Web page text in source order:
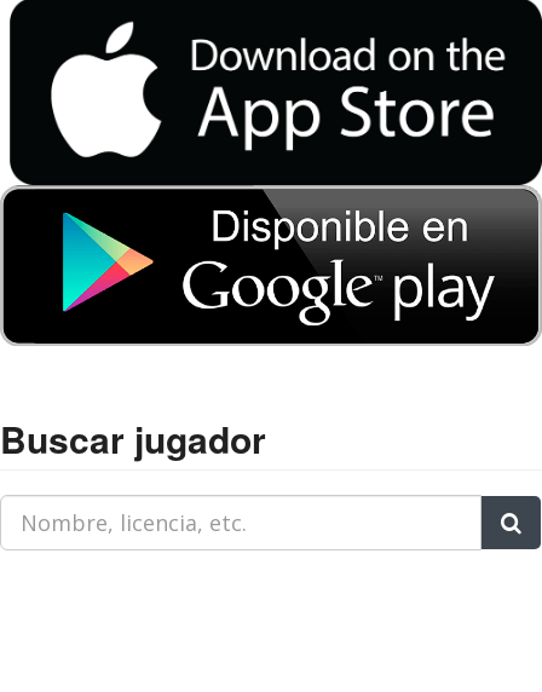
Buscar jugador